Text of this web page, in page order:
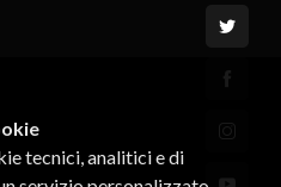
tecnici, analitici e di